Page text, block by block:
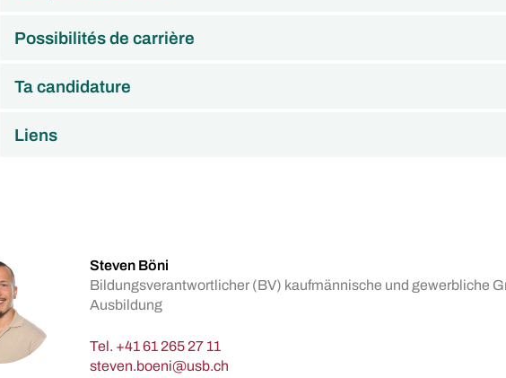
Possibilités de carrière
Ta candidature
Liens
Steven Böni
Bildungsverantwortlicher (BV) kaufmännische und gewerbliche
Ausbildung
Tel. +41 61 265 27 11